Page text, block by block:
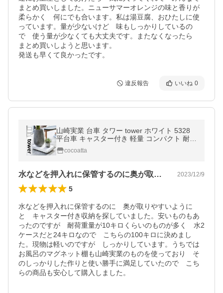
まとめ買いしました。ニューサマーオレンジの味と香りが
柔らかく　何にでも合います。私は湯豆腐、おひたしに使
っています。量が少ないけど　味もしっかりしているの
で　使う量が少なくても大丈夫です。またなくなったら
まとめ買いしようと思います。
発送も早くて良かったです。
違反報告 いいね 0
山崎実業 台車 タワー tower ホワイト 5328
平台車 キャスター付き 軽量 コンパクト 耐荷
重 100kg 押入れ収納 鉢カバー プランタース
タンド ドーリー☆★
cocoatta
水などを押入れに保管するのに奥が取りや… 2023/12/9
5
水などを押入れに保管するのに　奥が取りやすいように
と　キャスター付き収納を探していました。安いものもあ
ったのですが　耐荷重量が10キロくらいのものが多く　水2
ケースだと24キロなので　こちらの100キロに決めまし
た。現物は軽いのですが　しっかりしています。うちでは
お風呂のマグネット棚も山崎実業のものを使っており　そ
のしっかりした作りと使い勝手に満足していたので　こち
らの商品も安心して購入しました。